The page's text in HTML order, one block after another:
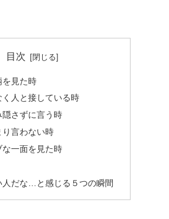
目次
を見た時
人と接している時
さずに言う時
り言わない時
な一面を見た時
人だな…と感じる５つの瞬間